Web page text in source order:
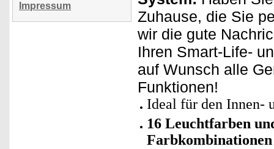
Impressum
Zuhause, die Sie
wir die gute
Ihren Smart-Life-
auf Wunsch alle
Funktionen!
Ideal für den Innen-
16 Leuchtfarben